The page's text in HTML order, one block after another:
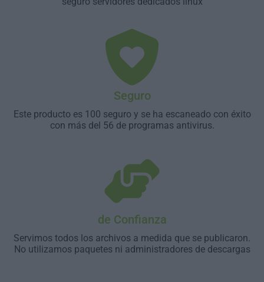
Seguro
Este producto es 100 seguro y se ha escaneado con éxito
con más del 56 de programas antivirus.
de Confianza
Servimos todos los archivos a medida que se publicaron.
No utilizamos paquetes ni administradores de descargas